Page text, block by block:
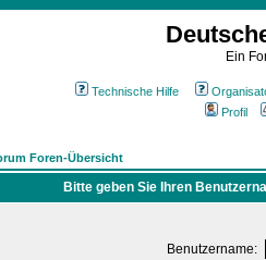
Ein
Technische Hilfe
Profil
Foren-Übersicht
Bitte geben Sie Ihren
Benutzername: